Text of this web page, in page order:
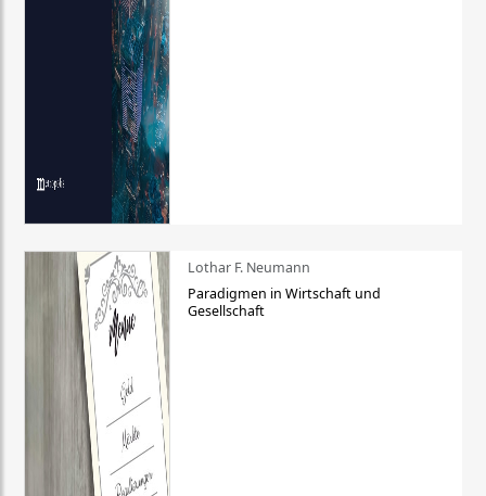
Lothar F. Neumann
Paradigmen in Wirtschaft und
Gesellschaft